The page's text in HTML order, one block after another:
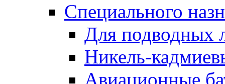
Специального
Для подводных
Никель-
Авиационные